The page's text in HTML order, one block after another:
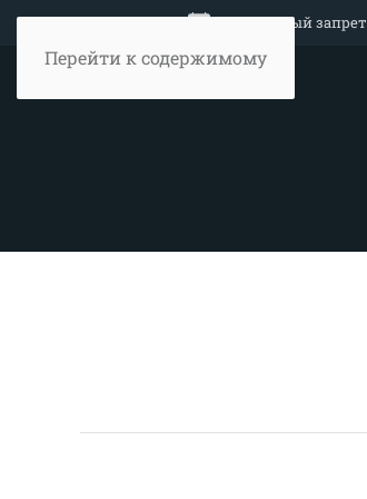
Перейти к содержимому
Объявление Нерестовый запрет